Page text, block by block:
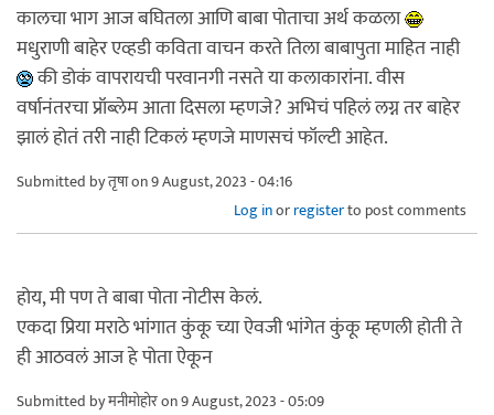
कालचा भाग आज बघितला आणि बाबा पोताचा अर्थ कळला
मधुराणी बाहेर एव्हडी कविता वाचन करते तिला बाबापुता माहित नाही
की डोकं वापरायची परवानगी नसते या कलाकारांना. वीस
वर्षानंतरचा प्रॉब्लेम आता दिसला म्हणजे? अभिचं पहिलं लग्न तर बाहेर
झालं होतं तरी नाही टिकलं म्हणजे माणसचं फॉल्टी आहेत.
Submitted byतृषाon 9 August, 2023 - 04:16
Log inorregisterto post comments
होय, मी पण ते बाबा पोता नोटीस केलं.
एकदा प्रिया मराठे भांगात कुंकू च्या ऐवजी भांगेत कुंकू म्हणली होती ते
ही आठवलं आज हे पोता ऐकून
Submitted byमनीमोहोरon 9 August, 2023 - 05:09